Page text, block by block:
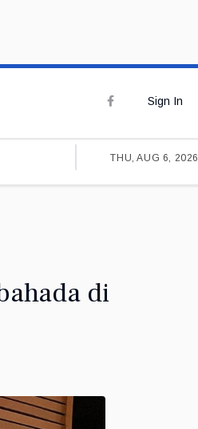
Sign In
THU, AUG 6, 2026
di